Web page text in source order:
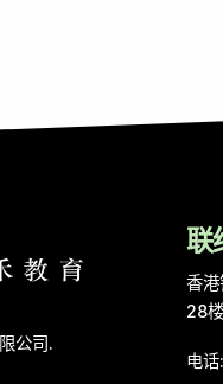
公司.
联
香
28
电话: